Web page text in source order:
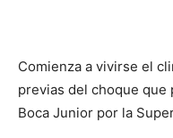
Comienza a vivirse el
previas del choque que
Boca Junior por la